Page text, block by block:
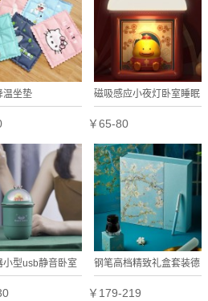
温坐垫 磁吸感应小夜灯卧室睡眠
灯充电可爱IFBS-Q02定
制公司广告礼品
￥65-80
小型usb静音卧室
迷你可爱
钢笔高档精致礼盒套装德
国笔尖钢笔礼盒商务套装
￥179-219